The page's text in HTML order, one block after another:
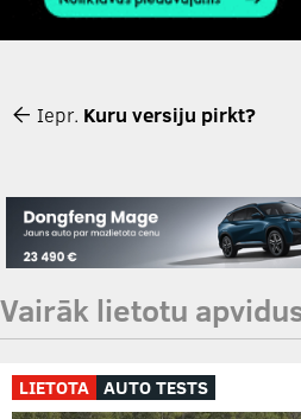
Iepr. Kuru versiju pirkt?
Vairāk lietotu
LIETOTA AUTO TESTS